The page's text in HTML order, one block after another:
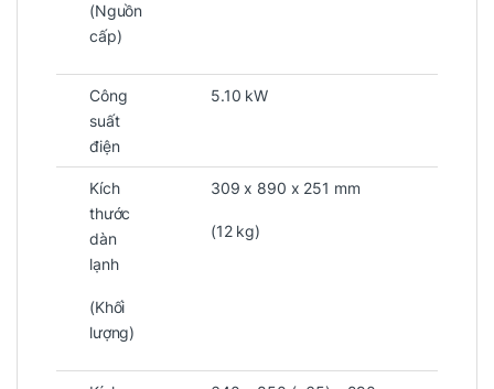
(Nguồn
cấp)
Công
suất
điện
5.10 kW
Kích
thước
dàn
lạnh
(Khối
lượng)
309 x 890 x 251 mm
(12 kg)